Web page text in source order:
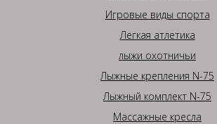
Игровые виды спорта
Легкая атлетика
лыжи охотничьи
Лыжные крепления N-75
Лыжный комплект N-75
Массажные кресла